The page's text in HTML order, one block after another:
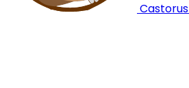
Castorus